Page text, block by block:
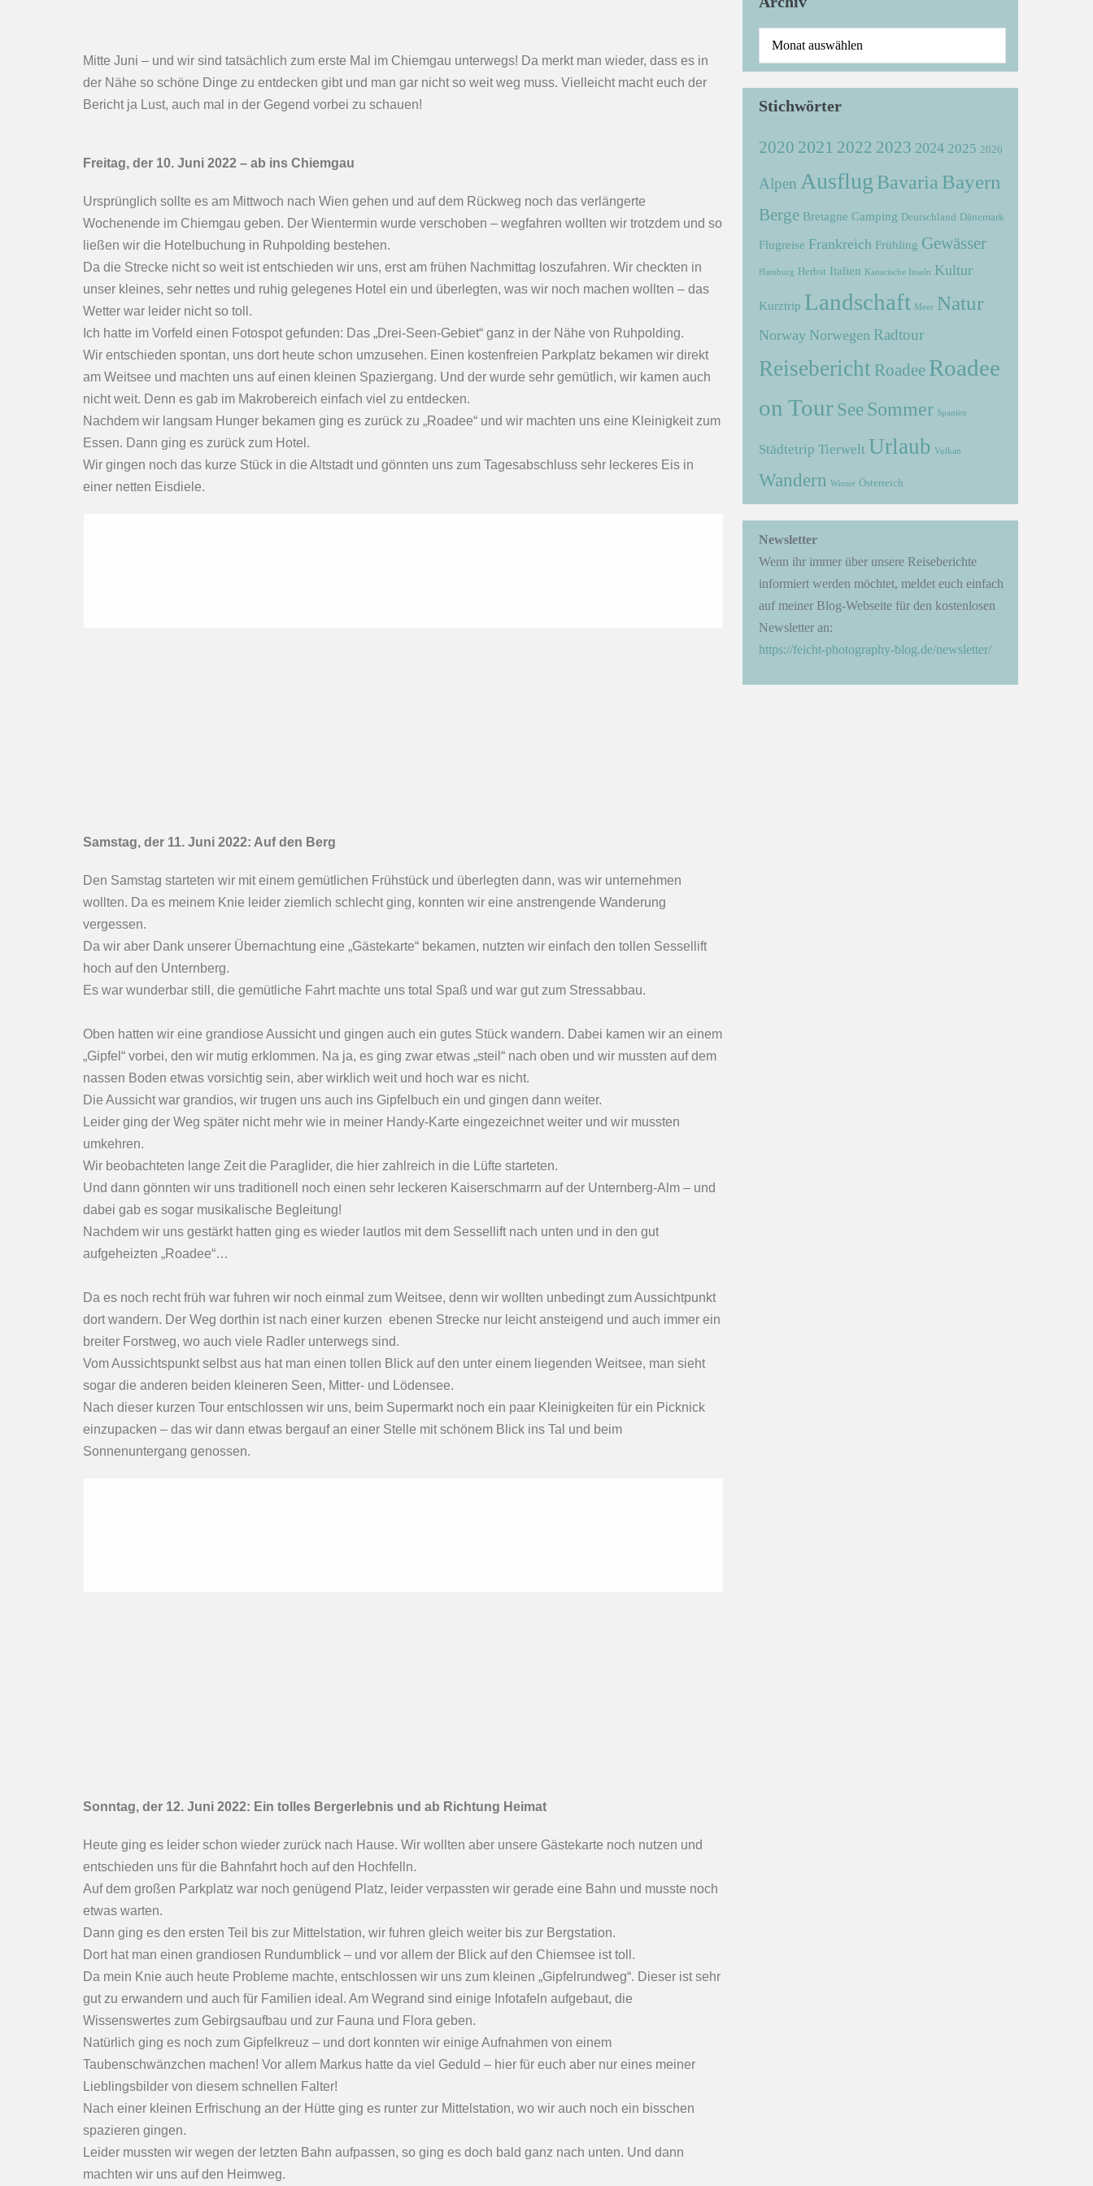
Mitte Juni – und wir sind tatsächlich zum erste Mal im Chiemgau unterwegs! Da merkt man wieder, dass es in
der Nähe so schöne Dinge zu entdecken gibt und man gar nicht so weit weg muss. Vielleicht macht euch der
Bericht ja Lust, auch mal in der Gegend vorbei zu schauen!
Freitag, der 10. Juni 2022 – ab ins Chiemgau
Ursprünglich sollte es am Mittwoch nach Wien gehen und auf dem Rückweg noch das verlängerte
Wochenende im Chiemgau geben. Der Wientermin wurde verschoben – wegfahren wollten wir trotzdem und so
ließen wir die Hotelbuchung in Ruhpolding bestehen.
Da die Strecke nicht so weit ist entschieden wir uns, erst am frühen Nachmittag loszufahren. Wir checkten in
unser kleines, sehr nettes und ruhig gelegenes Hotel ein und überlegten, was wir noch machen wollten – das
Wetter war leider nicht so toll.
Ich hatte im Vorfeld einen Fotospot gefunden: Das „Drei-Seen-Gebiet“ ganz in der Nähe von Ruhpolding.
Wir entschieden spontan, uns dort heute schon umzusehen. Einen kostenfreien Parkplatz bekamen wir direkt
am Weitsee und machten uns auf einen kleinen Spaziergang. Und der wurde sehr gemütlich, wir kamen auch
nicht weit. Denn es gab im Makrobereich einfach viel zu entdecken.
Nachdem wir langsam Hunger bekamen ging es zurück zu „Roadee“ und wir machten uns eine Kleinigkeit zum
Essen. Dann ging es zurück zum Hotel.
Wir gingen noch das kurze Stück in die Altstadt und gönnten uns zum Tagesabschluss sehr leckeres Eis in
einer netten Eisdiele.
Samstag, der 11. Juni 2022: Auf den Berg
Den Samstag starteten wir mit einem gemütlichen Frühstück und überlegten dann, was wir unternehmen
wollten. Da es meinem Knie leider ziemlich schlecht ging, konnten wir eine anstrengende Wanderung
vergessen.
Da wir aber Dank unserer Übernachtung eine „Gästekarte“ bekamen, nutzten wir einfach den tollen Sessellift
hoch auf den Unternberg.
Es war wunderbar still, die gemütliche Fahrt machte uns total Spaß und war gut zum Stressabbau.
Oben hatten wir eine grandiose Aussicht und gingen auch ein gutes Stück wandern. Dabei kamen wir an einem
„Gipfel“ vorbei, den wir mutig erklommen. Na ja, es ging zwar etwas „steil“ nach oben und wir mussten auf dem
nassen Boden etwas vorsichtig sein, aber wirklich weit und hoch war es nicht.
Die Aussicht war grandios, wir trugen uns auch ins Gipfelbuch ein und gingen dann weiter.
Leider ging der Weg später nicht mehr wie in meiner Handy-Karte eingezeichnet weiter und wir mussten
umkehren.
Wir beobachteten lange Zeit die Paraglider, die hier zahlreich in die Lüfte starteten.
Und dann gönnten wir uns traditionell noch einen sehr leckeren Kaiserschmarrn auf der Unternberg-Alm – und
dabei gab es sogar musikalische Begleitung!
Nachdem wir uns gestärkt hatten ging es wieder lautlos mit dem Sessellift nach unten und in den gut
aufgeheizten „Roadee“…
Da es noch recht früh war fuhren wir noch einmal zum Weitsee, denn wir wollten unbedingt zum Aussichtpunkt
dort wandern. Der Weg dorthin ist nach einer kurzen ebenen Strecke nur leicht ansteigend und auch immer ein
breiter Forstweg, wo auch viele Radler unterwegs sind.
Vom Aussichtspunkt selbst aus hat man einen tollen Blick auf den unter einem liegenden Weitsee, man sieht
sogar die anderen beiden kleineren Seen, Mitter- und Lödensee.
Nach dieser kurzen Tour entschlossen wir uns, beim Supermarkt noch ein paar Kleinigkeiten für ein Picknick
einzupacken – das wir dann etwas bergauf an einer Stelle mit schönem Blick ins Tal und beim
Sonnenuntergang genossen.
Sonntag, der 12. Juni 2022: Ein tolles Bergerlebnis und ab Richtung Heimat
Heute ging es leider schon wieder zurück nach Hause. Wir wollten aber unsere Gästekarte noch nutzen und
entschieden uns für die Bahnfahrt hoch auf den Hochfelln.
Auf dem großen Parkplatz war noch genügend Platz, leider verpassten wir gerade eine Bahn und musste noch
etwas warten.
Dann ging es den ersten Teil bis zur Mittelstation, wir fuhren gleich weiter bis zur Bergstation.
Dort hat man einen grandiosen Rundumblick – und vor allem der Blick auf den Chiemsee ist toll.
Da mein Knie auch heute Probleme machte, entschlossen wir uns zum kleinen „Gipfelrundweg“. Dieser ist sehr
gut zu erwandern und auch für Familien ideal. Am Wegrand sind einige Infotafeln aufgebaut, die
Wissenswertes zum Gebirgsaufbau und zur Fauna und Flora geben.
Natürlich ging es noch zum Gipfelkreuz – und dort konnten wir einige Aufnahmen von einem
Taubenschwänzchen machen! Vor allem Markus hatte da viel Geduld – hier für euch aber nur eines meiner
Lieblingsbilder von diesem schnellen Falter!
Nach einer kleinen Erfrischung an der Hütte ging es runter zur Mittelstation, wo wir auch noch ein bisschen
spazieren gingen.
Leider mussten wir wegen der letzten Bahn aufpassen, so ging es doch bald ganz nach unten. Und dann
machten wir uns auf den Heimweg.
Stichwörter
2020 2021 2022 2023 2024 2025 2026
Alpen Ausflug Bavaria Bayern
Berge Bretagne Camping Deutschland Dänemark
Flugreise Frankreich Frühling Gewässer
Hamburg Herbst Italien Kanarische Inseln Kultur
Kurztrip Landschaft Meer Natur
Norway Norwegen Radtour
Reisebericht Roadee Roadee
on Tour See Sommer Spanien
Städtetrip Tierwelt Urlaub Vulkan
Wandern Winter Österreich
Newsletter
Wenn ihr immer über unsere Reiseberichte
informiert werden möchtet, meldet euch einfach
auf meiner Blog-Webseite für den kostenlosen
Newsletter an:
https://feicht-photography-blog.de/newsletter/